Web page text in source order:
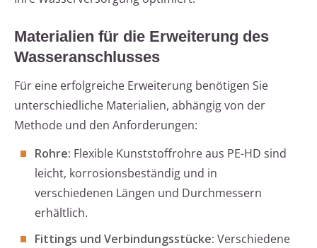
Materialien für die Erweiterung des
Wasseranschlusses
Für eine erfolgreiche Erweiterung benötigen Sie
unterschiedliche Materialien, abhängig von der
Methode und den Anforderungen:
Rohre: Flexible Kunststoffrohre aus PE-HD sind
leicht, korrosionsbeständig und in
verschiedenen Längen und Durchmessern
erhältlich.
Fittings und Verbindungsstücke: Verschiedene